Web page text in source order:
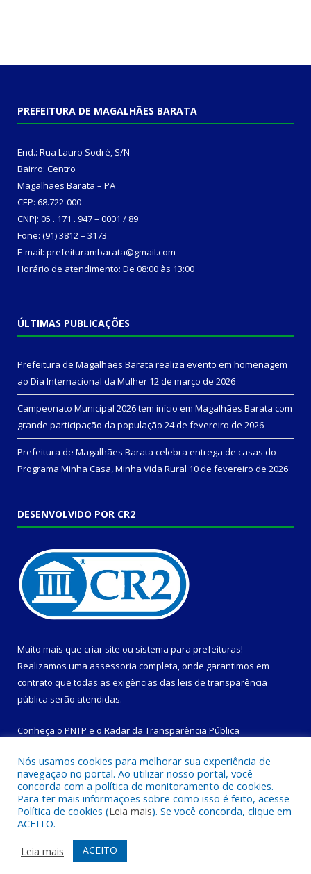
PREFEITURA DE MAGALHÃES BARATA
End.: Rua Lauro Sodré, S/N
Bairro: Centro
Magalhães Barata – PA
CEP: 68.722-000
CNPJ: 05 . 171 . 947 – 0001 / 89
Fone: (91) 3812 – 3173
E-mail: prefeiturambarata@gmail.com
Horário de atendimento: De 08:00 às 13:00
ÚLTIMAS PUBLICAÇÕES
Prefeitura de Magalhães Barata realiza evento em homenagem
ao Dia Internacional da Mulher 12 de março de 2026
Campeonato Municipal 2026 tem início em Magalhães Barata com
grande participação da população 24 de fevereiro de 2026
Prefeitura de Magalhães Barata celebra entrega de casas do
Programa Minha Casa, Minha Vida Rural 10 de fevereiro de 2026
DESENVOLVIDO POR CR2
Muito mais que criar site ou sistema para prefeituras!
Realizamos uma assessoria completa, onde garantimos em
contrato que todas as exigências das leis de transparência
pública serão atendidas.
Conheça o PNTP e o Radar da Transparência Pública
Todos os direitos reservados a Prefeitura Municipal de
Magalhães Barata.
Mapa do Site
Acessar Área Administrativa
Acessar Webmail
Nós usamos cookies para melhorar sua experiência de
navegação no portal. Ao utilizar nosso portal, você
concorda com a política de monitoramento de cookies.
Para ter mais informações sobre como isso é feito, acesse
Política de cookies (Leia mais). Se você concorda, clique em
ACEITO.
Leia mais
ACEITO